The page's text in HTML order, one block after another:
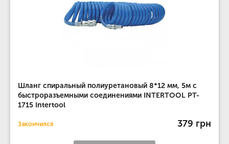
Шланг спиральный полиуретановый 8*12 мм, 5м с
быстроразъемными соединениями INTERTOOL PT-
1715 Intertool
Закончился 379 грн